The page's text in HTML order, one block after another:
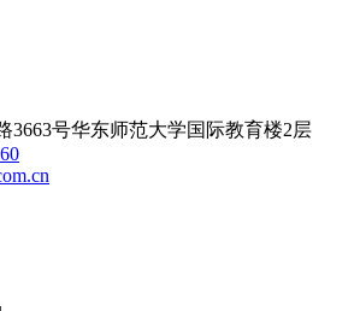
3663号华东师范大学国际教育楼2层